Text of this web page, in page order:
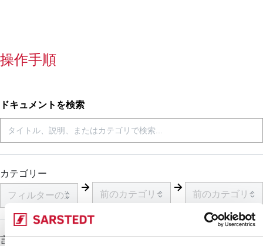
操作手順
ドキュメントを検索
カテゴリー
言語